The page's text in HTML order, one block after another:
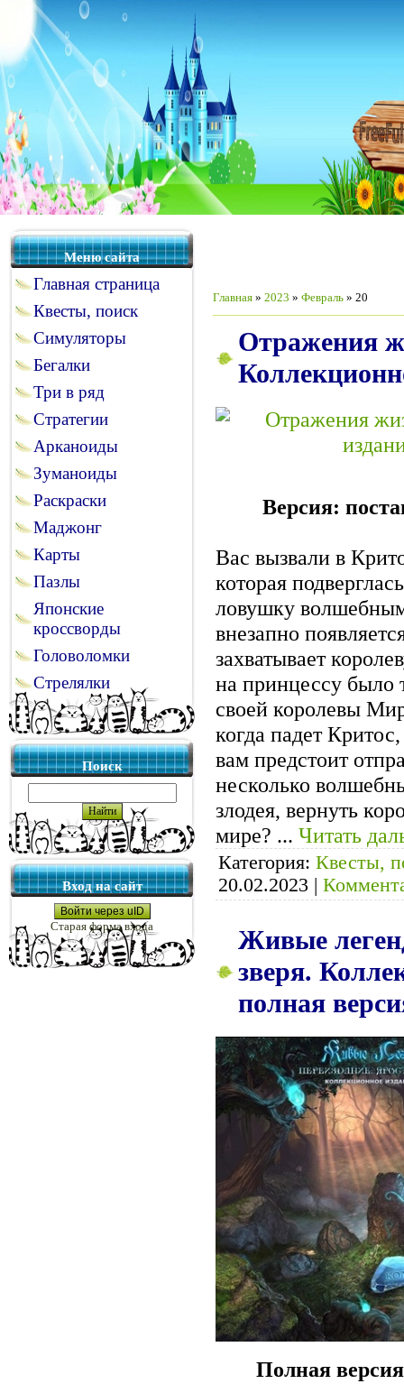
Меню сайта
Главная страница
Квесты, поиск
Симуляторы
Бегалки
Три в ряд
Стратегии
Арканоиды
Зуманоиды
Раскраски
Маджонг
Карты
Пазлы
Японские
кроссворды
Головоломки
Стрелялки
Поиск
Вход на сайт
Войти через uID
Старая форма входа
Главная » 2023 » Февраль » 20
Отражения
Версия:
Вас вызвали в
которая
ловушку
внезапно
захватывает
на принцессу было
своей королевы
когда падет
вам предстоит
несколько
злодея, вернуть
мире? ... Читать
Категория: Квесты,
20.02.2023 |
Живые
зверя.
полная
Полная